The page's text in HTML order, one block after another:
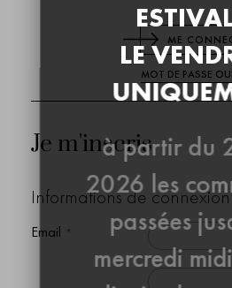
LE
à partir du
2026 les
passées
mercredi
ME
MOT DE PASSE
Je m'inscris
Informations de connexion
Email